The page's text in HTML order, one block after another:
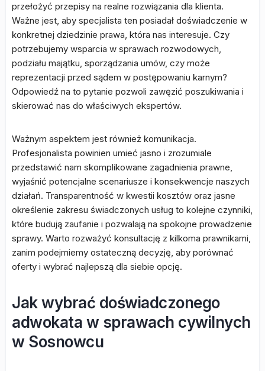
przełożyć przepisy na realne rozwiązania dla klienta.
Ważne jest, aby specjalista ten posiadał doświadczenie w
konkretnej dziedzinie prawa, która nas interesuje. Czy
potrzebujemy wsparcia w sprawach rozwodowych,
podziału majątku, sporządzania umów, czy może
reprezentacji przed sądem w postępowaniu karnym?
Odpowiedź na to pytanie pozwoli zawęzić poszukiwania i
skierować nas do właściwych ekspertów.
Ważnym aspektem jest również komunikacja.
Profesjonalista powinien umieć jasno i zrozumiale
przedstawić nam skomplikowane zagadnienia prawne,
wyjaśnić potencjalne scenariusze i konsekwencje naszych
działań. Transparentność w kwestii kosztów oraz jasne
określenie zakresu świadczonych usług to kolejne czynniki,
które budują zaufanie i pozwalają na spokojne prowadzenie
sprawy. Warto rozważyć konsultację z kilkoma prawnikami,
zanim podejmiemy ostateczną decyzję, aby porównać
oferty i wybrać najlepszą dla siebie opcję.
Jak wybrać doświadczonego
adwokata w sprawach cywilnych
w Sosnowcu